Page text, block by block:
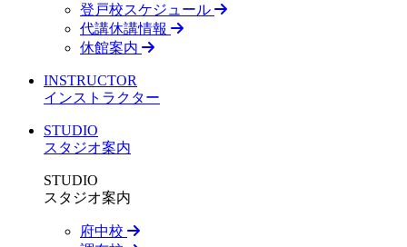
登戸校スケジュール
代講休講情報
休館案内
INSTRUCTOR
インストラクター
STUDIO
スタジオ案内
STUDIO
スタジオ案内
府中校